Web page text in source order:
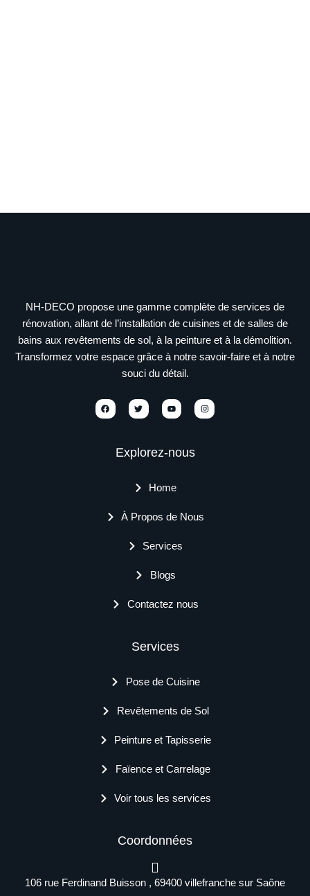
NH-DECO propose une gamme complète de services de
rénovation, allant de l’installation de cuisines et de salles de
bains aux revêtements de sol, à la peinture et à la démolition.
Transformez votre espace grâce à notre savoir-faire et à notre
souci du détail.
Explorez-nous
Home
À Propos de Nous
Services
Blogs
Contactez nous
Services
Pose de Cuisine
Revêtements de Sol
Peinture et Tapisserie
Faïence et Carrelage
Voir tous les services
Coordonnées
106 rue Ferdinand Buisson , 69400 villefranche sur Saône